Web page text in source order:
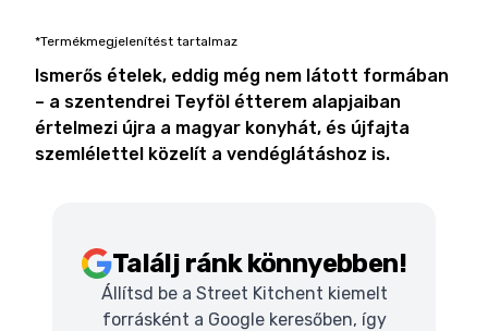
*Termékmegjelenítést tartalmaz
Ismerős ételek, eddig még nem látott formában
– a szentendrei Teyföl étterem alapjaiban
értelmezi újra a magyar konyhát, és újfajta
szemlélettel közelít a vendéglátáshoz is.
Találj ránk könnyebben!
Állítsd be a Street Kitchent kiemelt
forrásként a Google keresőben, így